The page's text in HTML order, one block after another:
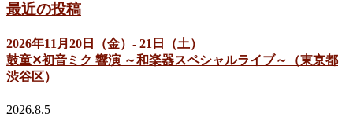
最近の投稿
2026年11月20日（金）- 21日（土）
鼓童✕初音ミク 響演 ～和楽器スペシャルライブ～（東京都
渋谷区）
2026.8.5